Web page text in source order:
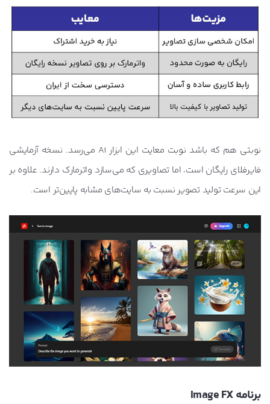
نوبتی هم که باشد نوبت معایت این ابزار Ai می‌رسد. نسخه آزمایشی
فایرفلای رایگان است، اما تصاویری که می‌سازد واترمارک دارند. علاوه بر
این سرعت تولید تصویر نسبت به سایت‌های مشابه پایین‌تر است.
برنامه Image FX